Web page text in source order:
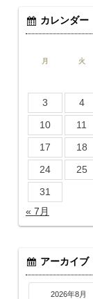
カレンダー
月 火
3
4
10
11
17
18
24
25
31
« 7月
アーカイブ
2026年8月